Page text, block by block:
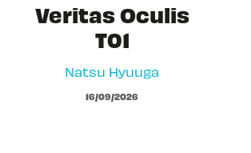
Veritas Oculis
T01
Natsu Hyuuga
16/09/2026